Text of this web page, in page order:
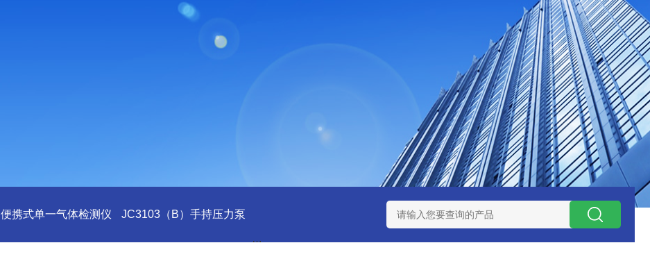
便携式单一气体检测仪 JC3103（B）手持压力泵 GAXT手持式单一气体检测仪 加拿大BW